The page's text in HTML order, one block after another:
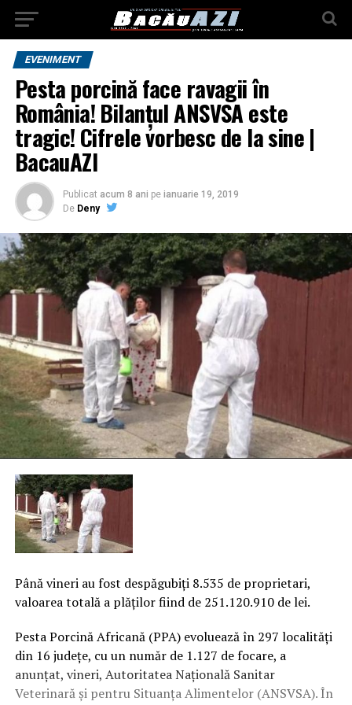
EVENIMENT
Pesta porcină face ravagii în
România! Bilanțul ANSVSA este
tragic! Cifrele vorbesc de la sine |
BacauAZI
Publicat acum 8 ani pe ianuarie 19, 2019
De Deny
Până vineri au fost despăgubiţi 8.535 de proprietari,
valoarea totală a plăţilor fiind de 251.120.910 de lei.
Pesta Porcină Africană (PPA) evoluează în 297 localităţi
din 16 judeţe, cu un număr de 1.127 de focare, a
anunţat, vineri, Autoritatea Naţională Sanitar
Veterinară şi pentru Situanţa Alimentelor (ANSVSA). În